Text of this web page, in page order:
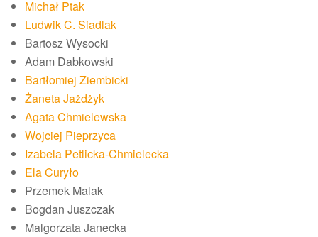
Michał Ptak
Ludwik C. Siadlak
Bartosz Wysocki
Adam Dabkowski
Bartłomiej Ziembicki
Żaneta Jażdżyk
Agata Chmielewska
Wojciej Pieprzyca
Izabela Petlicka-Chmielecka
Ela Curyło
Przemek Malak
Bogdan Juszczak
Malgorzata Janecka